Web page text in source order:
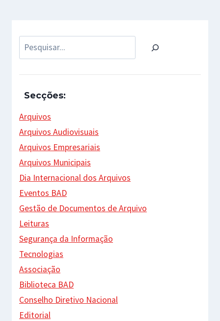
Pesquisar
Secções:
Arquivos
Arquivos Audiovisuais
Arquivos Empresariais
Arquivos Municipais
Dia Internacional dos Arquivos
Eventos BAD
Gestão de Documentos de Arquivo
Leituras
Segurança da Informação
Tecnologias
Associação
Biblioteca BAD
Conselho Diretivo Nacional
Editorial